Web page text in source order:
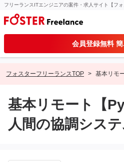
フリーランスITエンジニアの案件・求人サイト【フォ
会員登録無料 簡
フォスターフリーランスTOP 基本リモ
基本リモート【
人間の協調シス